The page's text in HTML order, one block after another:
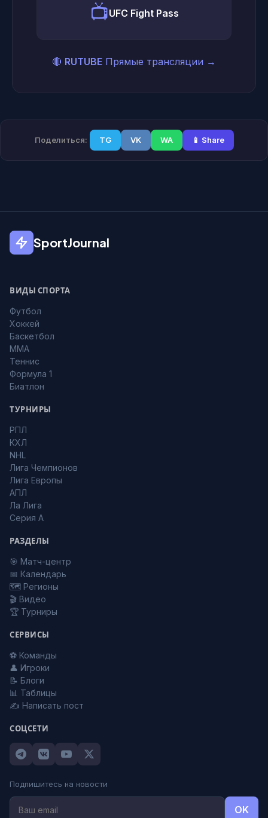
📺UFC Fight Pass
🔴 RUTUBE Прямые трансляции →
Поделиться: TG VK WA 📱 Share
SportJournal
ВИДЫ СПОРТА
Футбол
Хоккей
Баскетбол
MMA
Теннис
Формула 1
Биатлон
ТУРНИРЫ
РПЛ
КХЛ
NHL
Лига Чемпионов
Лига Европы
АПЛ
Ла Лига
Серия А
РАЗДЕЛЫ
🎯 Матч-центр
📅 Календарь
🗺️ Регионы
🎬 Видео
🏆 Турниры
СЕРВИСЫ
⚽ Команды
👤 Игроки
📝 Блоги
📊 Таблицы
✍️ Написать пост
СОЦСЕТИ
Подпишитесь на новости
OK